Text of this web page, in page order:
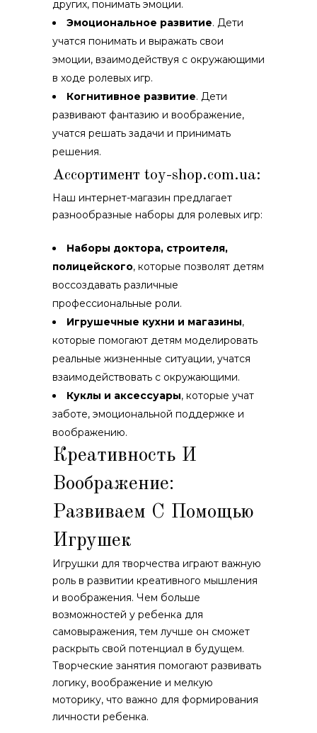
других, понимать эмоции.
Эмоциональное развитие. Дети
учатся понимать и выражать свои
эмоции, взаимодействуя с окружающими
в ходе ролевых игр.
Когнитивное развитие. Дети
развивают фантазию и воображение,
учатся решать задачи и принимать
решения.
Ассортимент toy-shop.com.ua:
Наш интернет-магазин предлагает
разнообразные наборы для ролевых игр:
Наборы доктора, строителя,
полицейского, которые позволят детям
воссоздавать различные
профессиональные роли.
Игрушечные кухни и магазины,
которые помогают детям моделировать
реальные жизненные ситуации, учатся
взаимодействовать с окружающими.
Куклы и аксессуары, которые учат
заботе, эмоциональной поддержке и
воображению.
Креативность И
Воображение:
Развиваем С Помощью
Игрушек
Игрушки для творчества играют важную
роль в развитии креативного мышления
и воображения. Чем больше
возможностей у ребенка для
самовыражения, тем лучше он сможет
раскрыть свой потенциал в будущем.
Творческие занятия помогают развивать
логику, воображение и мелкую
моторику, что важно для формирования
личности ребенка.